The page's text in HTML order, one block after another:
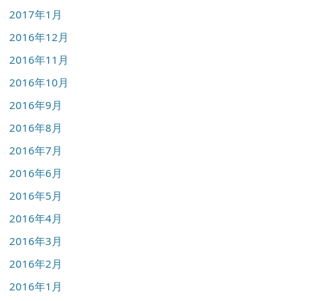
2017年1月
2016年12月
2016年11月
2016年10月
2016年9月
2016年8月
2016年7月
2016年6月
2016年5月
2016年4月
2016年3月
2016年2月
2016年1月